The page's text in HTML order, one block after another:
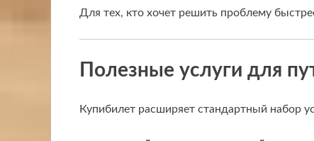
Для тех, кто хочет решить проблему
Полезные услуги для
Купибилет расширяет стандартный набор